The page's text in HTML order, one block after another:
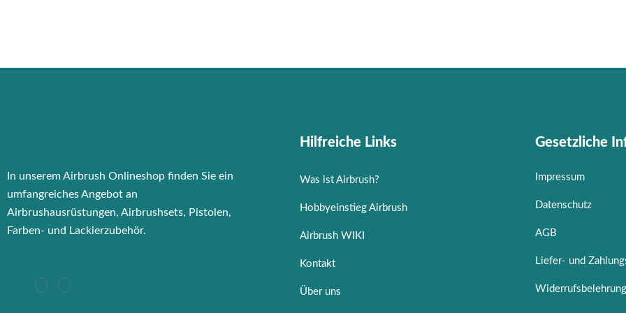
In unserem Airbrush Onlineshop finden Sie ein
umfangreiches Angebot an
Airbrushausrüstungen, Airbrushsets, Pistolen,
Farben- und Lackierzubehör.
Hilfreiche Links
Was ist Airbrush?
Hobbyeinstieg Airbrush
Airbrush WIKI
Kontakt
Über uns
Gesetzliche
Impressum
Datenschutz
AGB
Liefer- und
Widerrufsbelehrung